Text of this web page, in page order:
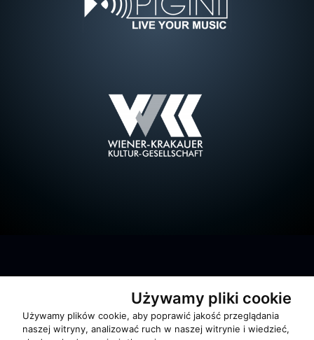
Używamy pliki cookie
Używamy plików cookie, aby poprawić jakość przeglądania
naszej witryny, analizować ruch w naszej witrynie i wiedzieć,
O zespole